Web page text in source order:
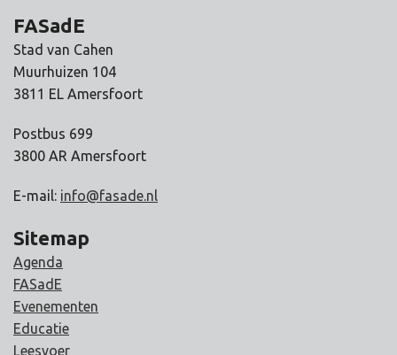
FASadE
Stad van Cahen
Muurhuizen 104
3811 EL Amersfoort
Postbus 699
3800 AR Amersfoort
E-mail: info@fasade.nl
Sitemap
Agenda
FASadE
Evenementen
Educatie
Leesvoer